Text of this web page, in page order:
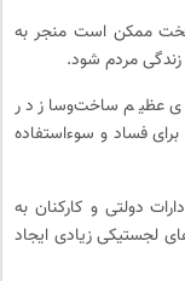
ممکن است منجر به
مردم شود.
عظیم ساخت‌وساز در
برای فساد و سوءاستفاده
دولتی و کارکنان به
لجستیکی زیادی ایجاد